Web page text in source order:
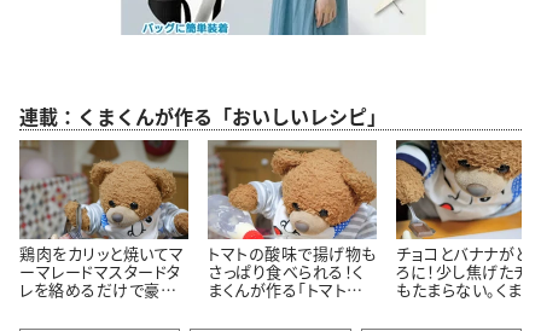
連載：くまくんが作る「おいしいレシピ」
鶏肉をカリッと焼いてマ
ーマレードマスタードタ
レを絡めるだけで豪華
る簡単鶏肉のマーマレ
トマトの酸味で揚げ物も
さっぱり食べられる！く
まくんが作る「トマトタル
チョコとバナナがと
ろに！少し焦げたチ
もたまらない。くまく
ナ」レシピ